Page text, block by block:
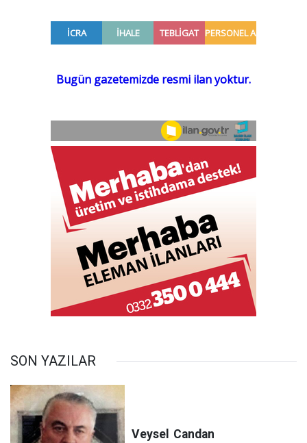
SON YAZILAR
Veysel Candan